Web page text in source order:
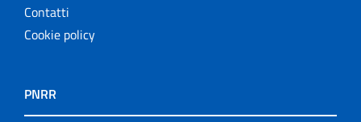
Contatti
Cookie policy
PNRR